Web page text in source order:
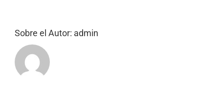
Sobre el Autor: admin